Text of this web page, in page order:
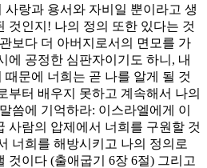
사랑과 용서와 자비일 뿐이라고 생
것인지! 나의 정의 또한 있다는 것
보다 더 아버지로서의 면모를 가
에 공정한 심판자이기도 하니, 내
문에 너희는 곧 나를 알게 될 것
부터 배우지 못하고 계속해서 나의
씀에 기억하라: 이스라엘에게 이
사람의 압제에서 너희를 구원할 것
너희를 해방시키고 나의 정의로
것이다 (출애굽기 6장 6절) 그리고